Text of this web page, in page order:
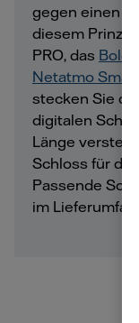
gegen einen
diesem Prinzip
PRO, das Bold
Netatmo Smart
stecken Sie
digitalen
Länge
Schloss für die
Passende
im